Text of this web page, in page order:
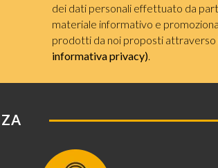
dei dati personali effettuato da
materiale informativo e
prodotti da noi proposti
informativa privacy).